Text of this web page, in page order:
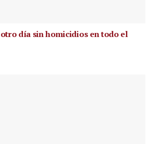
día sin homicidios en todo el